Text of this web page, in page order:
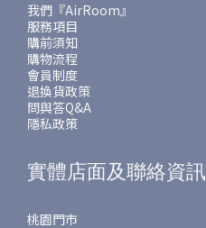
我們『AirRoom』
服務項目
購前須知
購物流程
會員制度
退換貨政策
問與答Q&A
隱私政策
實體店面及聯絡資訊
桃園門市